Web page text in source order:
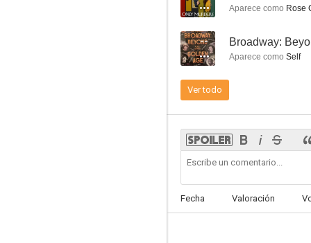
7.9
7.5
Aparece como Rose
-- Broadway:
Aparece como Self
Ver todo
Fecha Valoración